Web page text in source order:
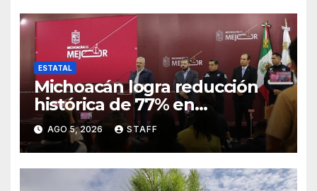
ESTATAL
Michoacán logra reducción
histórica de 77% en
homicidios respecto al punto
más alto en 2021
AGO 5, 2026 STAFF